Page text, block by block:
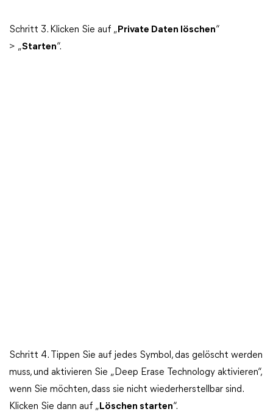
Schritt 3. Klicken Sie auf „ Private Daten löschen“
> „Starten“.
Schritt 4. Tippen Sie auf jedes Symbol, das gelöscht werden
muss, und aktivieren Sie „Deep Erase Technology aktivieren“,
wenn Sie möchten, dass sie nicht wiederherstellbar sind.
Klicken Sie dann auf „ Löschen starten“.